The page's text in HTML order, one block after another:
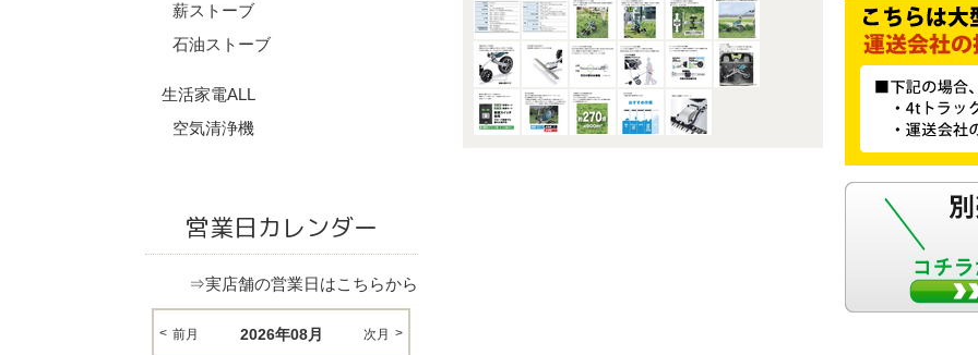
薪ストーブ
石油ストーブ
生活家電ALL
空気清浄機
営業日カレンダー
⇒実店舗の営業日はこちらから